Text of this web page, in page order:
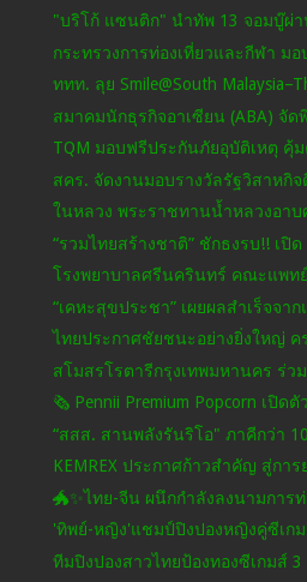
"บริโก้ แซนติก" นำทัพ 13 จอมบู๊ผ่
กระทรวงการท่องเที่ยวและกีฬา ม
ททท. ลุย Smile@South
สมาคมนักธุรกิจอาเซียน (ABA) จัด
TQM มอบฟรีประกันภัยอุบัติเหตุ คุ้
สคร. จัดงานมอบรางวัลรัฐวิสาหกิจ
ในหลวง พระราชทานน้ำหลวงอา
“รวมไทยสร้างชาติ” ชักธงรบ!! เปิ
โรงพยาบาลศรีนครินทร์ คณะแพท
“เคหะสุขประชา” เผยผลสำเร็จจา
ไทยประกาศชัยชนะอย่างยิ่งใหญ่ ค
สโมสรโรตารีกรุงเทพมหานคร ร่
🗞️ Pennii Premium Popcorn เปิดตั
“สสส. สานพลังรันริโอ" ภาคีกว่า
KEMREX ประกาศก้าวสำคัญ สู่กา
🐲✨ไทย-จีน ผนึกกำลังลงนามการ
'ทิพย์-หญิง'แชมป์ปิงปองหญิงคู่ซีเก
ทีมปิงปองสาวไทยป้องทองซีเกมส์ 3